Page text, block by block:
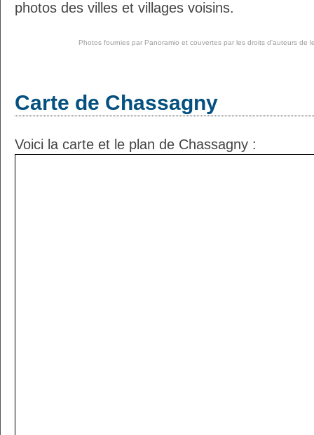
photos des villes et villages voisins.
Photos fournies par Panoramio et couvertes par les droits d'auteurs de
Carte de Chassagny
Voici la carte et le plan de Chassagny :